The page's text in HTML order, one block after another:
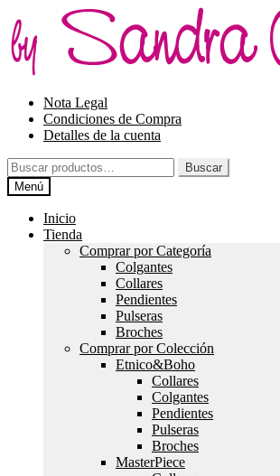
la
navegación
al
contenido
Nota Legal
Condiciones de Compra
Detalles de la cuenta
Buscar
por:
Buscar
Menú
Inicio
Tienda
Comprar por Categoría
Colgantes
Collares
Pendientes
Pulseras
Broches
Comprar por Colección
Etnico&Boho
Collares
Colgantes
Pendientes
Pulseras
Broches
MasterPiece